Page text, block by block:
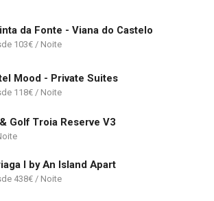
da Fonte - Viana do Castelo
103€
Mood - Private Suites
118€
Golf Troia Reserve V3
I by An Island Apart
438€